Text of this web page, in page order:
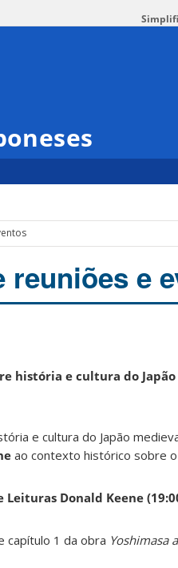
reuniões e
história e cultura do Japão
e cultura do Japão
ao contexto histórico sobre
Leituras Donald Keene
capítulo 1 da obra Yoshimasa